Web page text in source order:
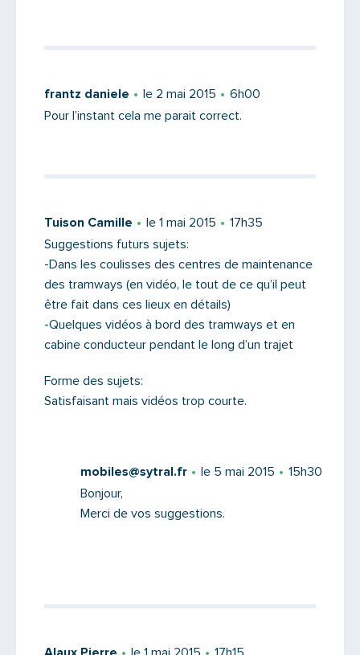
frantz daniele le 2 mai 2015
6h00
Pour l’instant cela me parait correct.
Tuison Camille le 1 mai 2015
17h35
Suggestions futurs sujets:
-Dans les coulisses des centres de maintenance
des tramways (en vidéo, le tout de ce qu’il peut
être fait dans ces lieux en détails)
-Quelques vidéos à bord des tramways et en
cabine conducteur pendant le long d’un trajet
Forme des sujets:
Satisfaisant mais vidéos trop courte.
mobiles@sytral.fr le 5 mai 2015
15h30
Bonjour,
Merci de vos suggestions.